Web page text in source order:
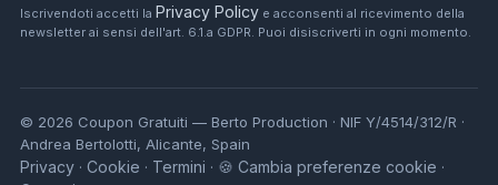
Iscrivendoti accetti la Privacy Policy e acconsenti al ricevimento della
newsletter ai sensi dell'art. 6.1.a GDPR. Puoi disiscriverti in ogni momento.
© 2026 Coupon Gratuiti — Berto Production · NIF Y/4514/312/R ·
Andrea Bertolotti, Alicante, Spain
Privacy · Cookie · Termini · 🍪 Cambia preferenze cookie ·